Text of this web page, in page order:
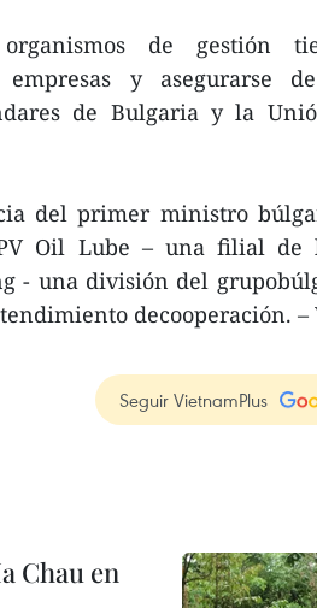
de gestión
y asegurarse
de Bulgaria y la
del primer ministro
Oil Lube – una filial de
- una división del
decooperación. –
Seguir VietnamPlus
Chau en